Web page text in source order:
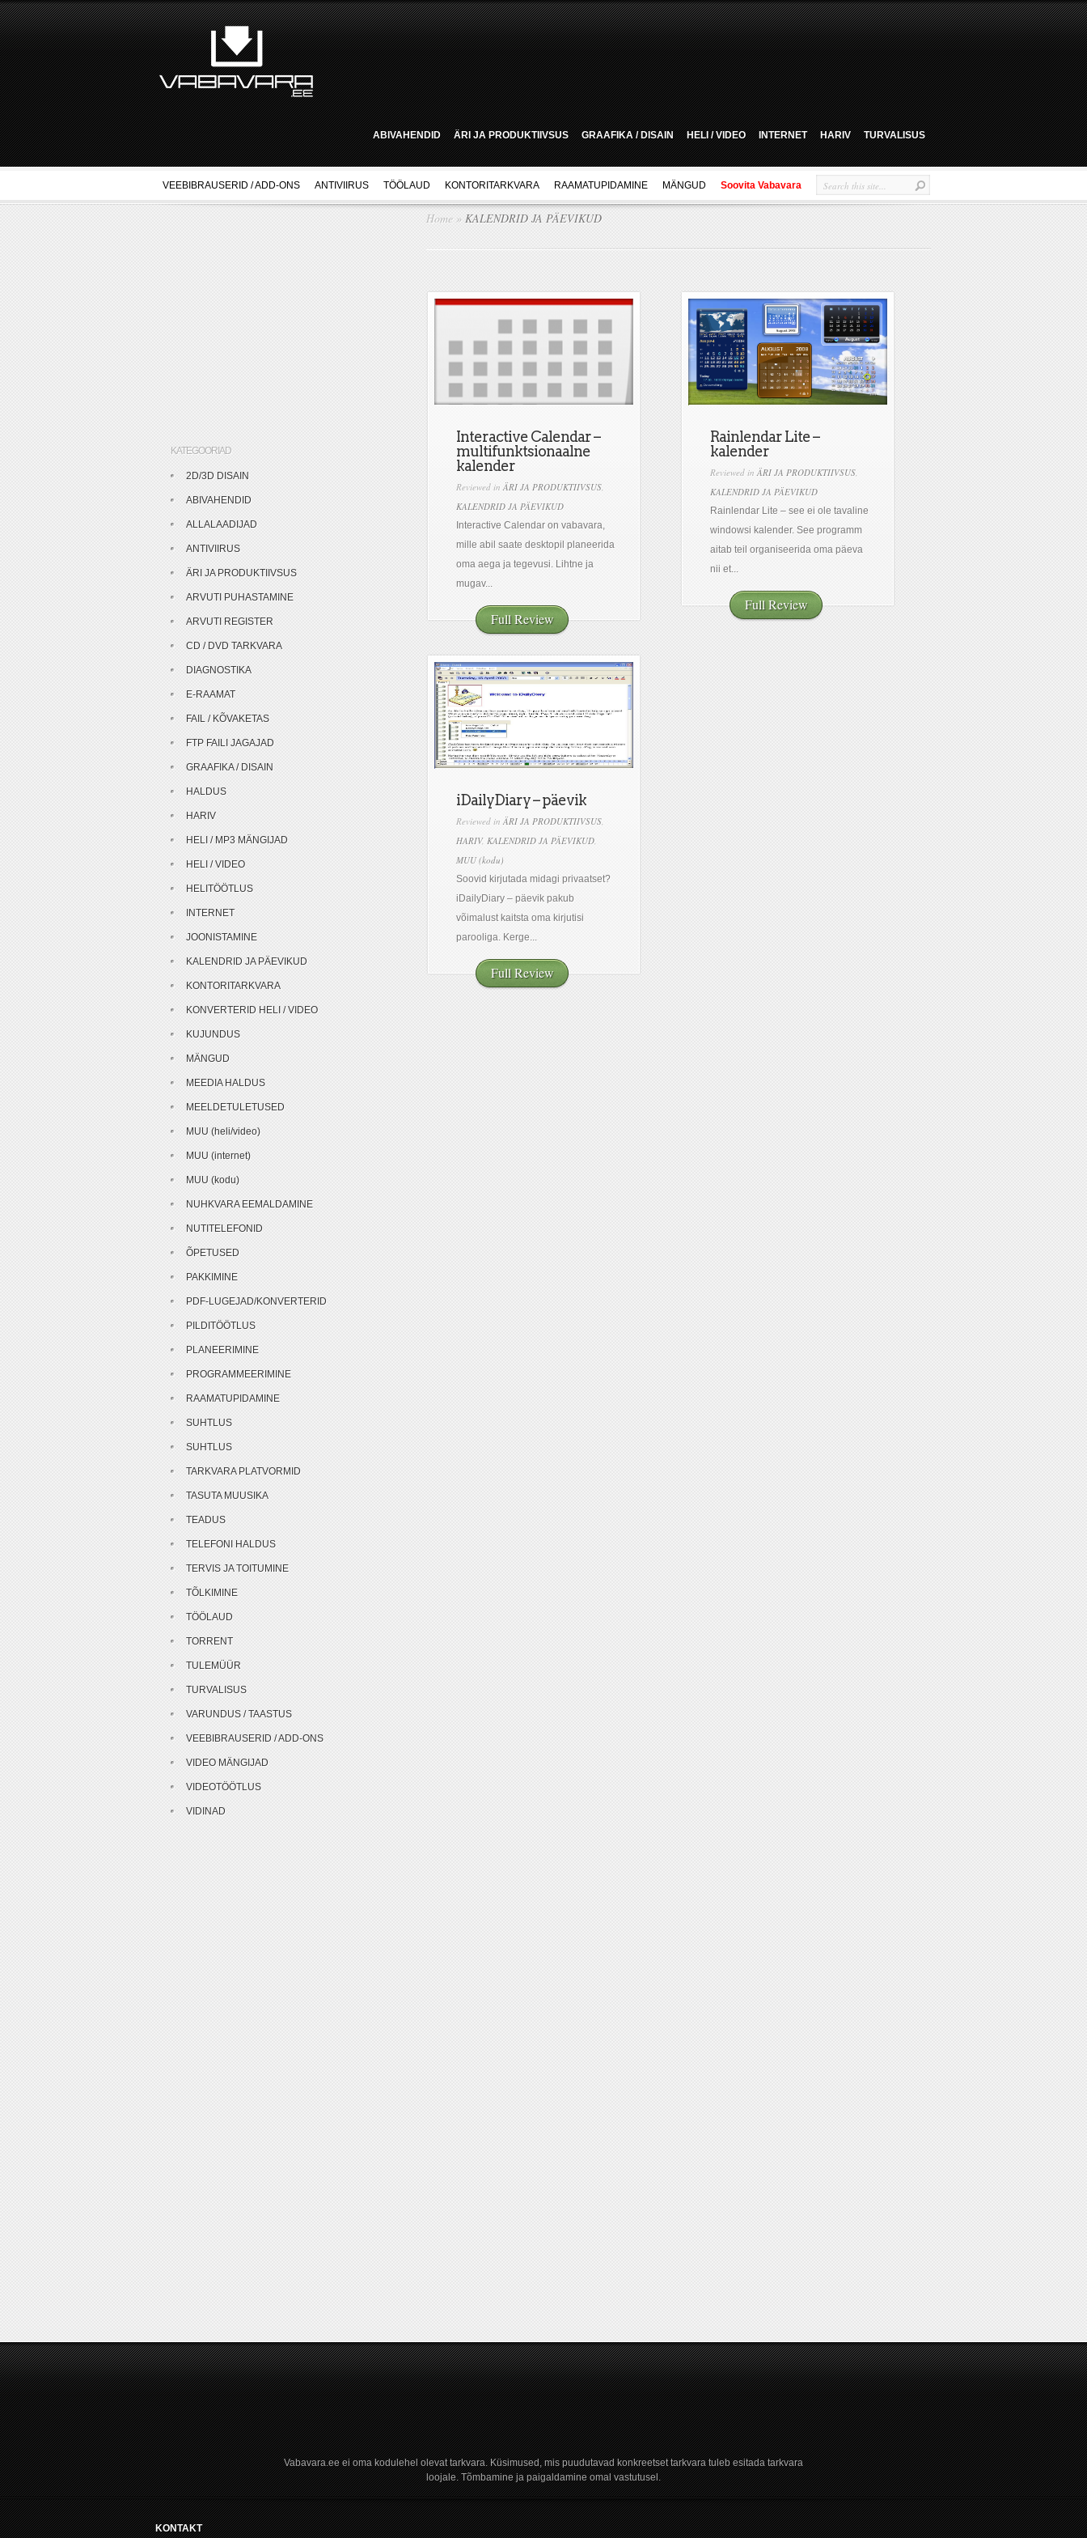
ABIVAHENDID ÄRI JA PRODUKTIIVSUS GRAAFIKA / DISAIN HELI / VIDEO INTERNET HARIV TURVALISUS
VEEBIBRAUSERID / ADD-ONS ANTIVIIRUS TÖÖLAUD KONTORITARKVARA RAAMATUPIDAMINE MÄNGUD Soovita Vabavara
Home » KALENDRID JA PÄEVIKUD
Interactive Calendar –
multifunktsionaalne
kalender
Reviewed inÄRI JA PRODUKTIIVSUS,
KALENDRID JA PÄEVIKUD
Interactive Calendar on vabavara,
mille abil saate desktopil planeerida
oma aega ja tegevusi. Lihtne ja
mugav...
Full Review
Rainlendar Lite –
kalender
Reviewed inÄRI JA PRODUKTIIVSUS,
KALENDRID JA PÄEVIKUD
Rainlendar Lite – see ei ole tavaline
windowsi kalender. See programm
aitab teil organiseerida oma päeva
nii et...
Full Review
iDailyDiary – päevik
Reviewed in ÄRI JA PRODUKTIIVSUS,
HARIV, KALENDRID JA PÄEVIKUD,
MUU (kodu)
Soovid kirjutada midagi privaatset?
iDailyDiary – päevik pakub
võimalust kaitsta oma kirjutisi
parooliga. Kerge...
Full Review
KATEGOORIAD
2D/3D DISAIN
ABIVAHENDID
ALLALAADIJAD
ANTIVIIRUS
ÄRI JA PRODUKTIIVSUS
ARVUTI PUHASTAMINE
ARVUTI REGISTER
CD / DVD TARKVARA
DIAGNOSTIKA
E-RAAMAT
FAIL / KÕVAKETAS
FTP FAILI JAGAJAD
GRAAFIKA / DISAIN
HALDUS
HARIV
HELI / MP3 MÄNGIJAD
HELI / VIDEO
HELITÖÖTLUS
INTERNET
JOONISTAMINE
KALENDRID JA PÄEVIKUD
KONTORITARKVARA
KONVERTERID HELI / VIDEO
KUJUNDUS
MÄNGUD
MEEDIA HALDUS
MEELDETULETUSED
MUU (heli/video)
MUU (internet)
MUU (kodu)
NUHKVARA EEMALDAMINE
NUTITELEFONID
ÕPETUSED
PAKKIMINE
PDF-LUGEJAD/KONVERTERID
PILDITÖÖTLUS
PLANEERIMINE
PROGRAMMEERIMINE
RAAMATUPIDAMINE
SUHTLUS
SUHTLUS
TARKVARA PLATVORMID
TASUTA MUUSIKA
TEADUS
TELEFONI HALDUS
TERVIS JA TOITUMINE
TÕLKIMINE
TÖÖLAUD
TORRENT
TULEMÜÜR
TURVALISUS
VARUNDUS / TAASTUS
VEEBIBRAUSERID / ADD-ONS
VIDEO MÄNGIJAD
VIDEOTÖÖTLUS
VIDINAD
Vabavara.ee ei oma kodulehel olevat tarkvara. Küsimused, mis puudutavad konkreetset tarkvara tuleb esitada tarkvara
loojale. Tõmbamine ja paigaldamine omal vastutusel.
KONTAKT